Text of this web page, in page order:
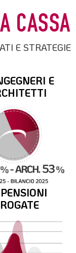
CASSA
E STRATEGIE
E